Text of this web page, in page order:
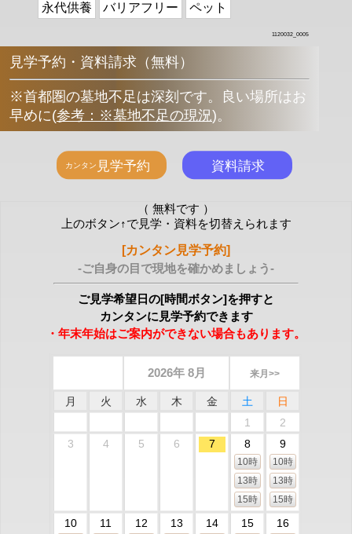
永代供養 バリアフリー ペット
1120032_0005
見学予約・資料請求（無料）
※首都圏の墓地不足は深刻です。良い場所はお
早めに(参考：※墓地不足の現況)。
（ 無料です ）
上のボタン↑で見学・資料を切替えられます
[カンタン見学予約]
-ご自身の目で現地を確かめましょう-
ご見学希望日の[時間ボタン]を押すと
カンタンに見学予約できます
・年末年始はご案内ができない場合もあります。
2026年 8月 来月>>
月 火 水 木 金 土
日
1
2
3
4 5 6 7 8
10時
13時
15時
9
10時
13時
15時
10 11 12 13 14 15 16